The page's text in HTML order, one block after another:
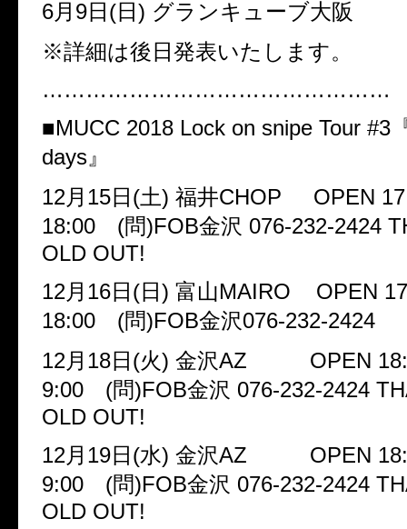
6月 9日 (日 ) グランキューブ大阪
※詳細は後日発表いたします。
…………………………………………
■MUCC 2018 Lock on snipe Tour #3
days 』
12月 15日 (土) 福井CHOP OPEN
18:00
(問)FOB金沢 076-232-2424
OLD OUT!
12月 16日 (日 ) 富山MAIRO OPEN
18:00
(問)FOB金沢076-232-2424
12月 18日 (火) 金沢AZ
OPEN
9:00
(問)FOB金沢 076-232-2424
OLD OUT!
12月 19日 (水) 金沢AZ
OPEN
9:00
(問)FOB金沢 076-232-2424
OLD OUT!